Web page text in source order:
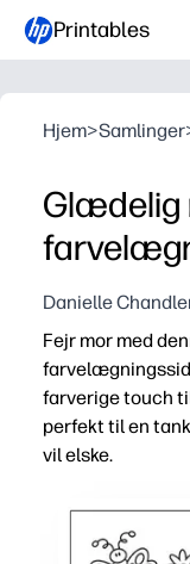
Printables
Hjem>Samlinger
Glædelig
Danielle
Fejr mor med
farverige touch
perfekt til en
vil elske.
Print-and-go
Engagerer